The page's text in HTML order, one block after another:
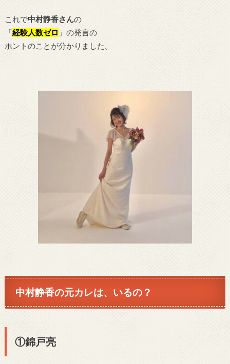
これで中村静香さんの
「経験人数ゼロ 」の発言の
ホントのことが分かりました。
中村静香の元カレは、いるの？
①錦戸亮